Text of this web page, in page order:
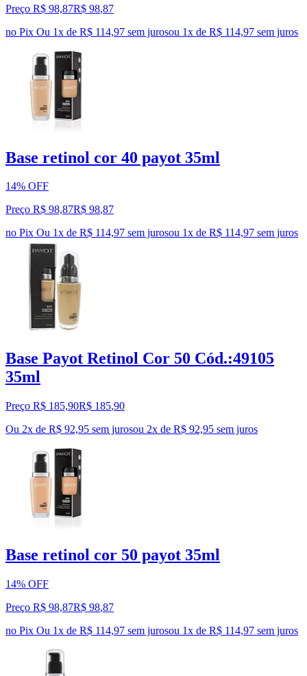
Preço R$ 98,87R$ 98,87
no Pix Ou 1x de R$ 114,97 sem jurosou 1x de R$ 114,97 sem juros
Base retinol cor 40 payot 35ml
14% OFF
Preço R$ 98,87R$ 98,87
no Pix Ou 1x de R$ 114,97 sem jurosou 1x de R$ 114,97 sem juros
Base Payot Retinol Cor 50 Cód.:49105
35ml
Preço R$ 185,90R$ 185,90
Ou 2x de R$ 92,95 sem jurosou 2x de R$ 92,95 sem juros
Base retinol cor 50 payot 35ml
14% OFF
Preço R$ 98,87R$ 98,87
no Pix Ou 1x de R$ 114,97 sem jurosou 1x de R$ 114,97 sem juros